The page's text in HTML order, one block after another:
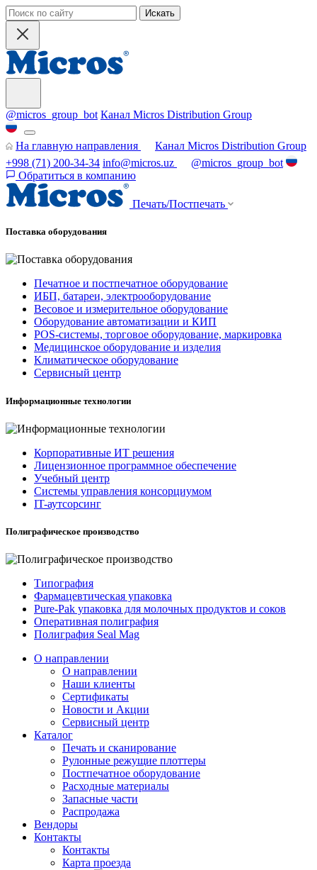
Искать
@micros_group_bot Канал Micros Distribution Group
На главную направления
Канал Micros Distribution Group
+998 (71) 200-34-34 info@micros.uz
@micros_group_bot
Обратиться в компанию
Печать/Постпечать
Поставка оборудования
Печатное и постпечатное оборудование
ИБП, батареи, электрооборудование
Весовое и измерительное оборудование
Оборудование автоматизации и КИП
POS-системы, торговое оборудование, маркировка
Медицинское оборудование и изделия
Климатическое оборудование
Сервисный центр
Информационные технологии
Корпоративные ИТ решения
Лицензионное программное обеспечение
Учебный центр
Системы управления консорциумом
IT-аутсорсинг
Полиграфическое производство
Типография
Фармацевтическая упаковка
Pure-Pak упаковка для молочных продуктов и соков
Оперативная полиграфия
Полиграфия Seal Mag
О направлении
О направлении
Наши клиенты
Сертификаты
Новости и Акции
Сервисный центр
Каталог
Печать и сканирование
Рулонные режущие плоттеры
Постпечатное оборудование
Расходные материалы
Запасные части
Распродажа
Вендоры
Контакты
Контакты
Карта проезда